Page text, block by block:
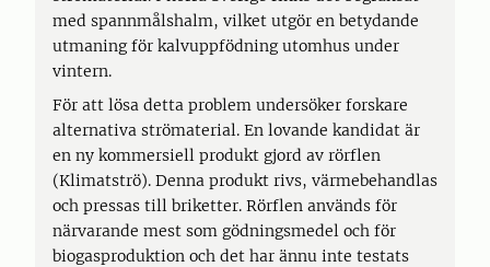
med spannmålshalm, vilket utgör en betydande
utmaning för kalvuppfödning utomhus under
vintern.
För att lösa detta problem undersöker forskare
alternativa strömaterial. En lovande kandidat är
en ny kommersiell produkt gjord av rörflen
(Klimatströ). Denna produkt rivs, värmebehandlas
och pressas till briketter. Rörflen används för
närvarande mest som gödningsmedel och för
biogasproduktion och det har ännu inte testats